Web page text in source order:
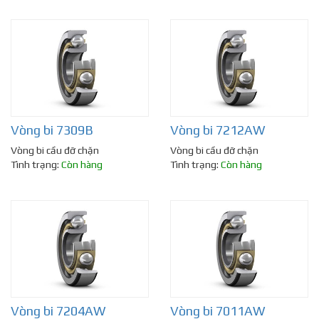
Vòng bi 7309B
Vòng bi cầu đỡ chặn
Tình trạng: Còn hàng
Vòng bi 7212AW
Vòng bi cầu đỡ chặn
Tình trạng: Còn hàng
Vòng bi 7204AW Vòng bi 7011AW